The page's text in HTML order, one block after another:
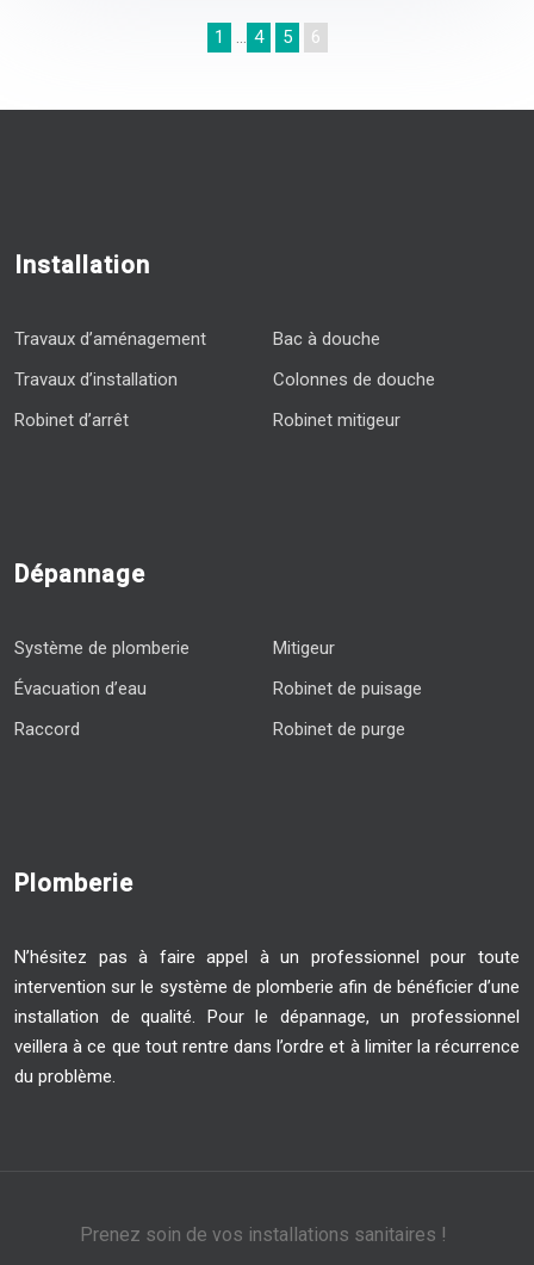
1 … 4 5 6
Installation
Travaux d’aménagement
Travaux d’installation
Robinet d’arrêt
Bac à douche
Colonnes de douche
Robinet mitigeur
Dépannage
Système de plomberie
Évacuation d’eau
Raccord
Mitigeur
Robinet de puisage
Robinet de purge
Plomberie
N’hésitez pas à faire appel à un professionnel pour toute
intervention sur le système de plomberie afin de bénéficier d’une
installation de qualité. Pour le dépannage, un professionnel
veillera à ce que tout rentre dans l’ordre et à limiter la récurrence
du problème.
Prenez soin de vos installations sanitaires !